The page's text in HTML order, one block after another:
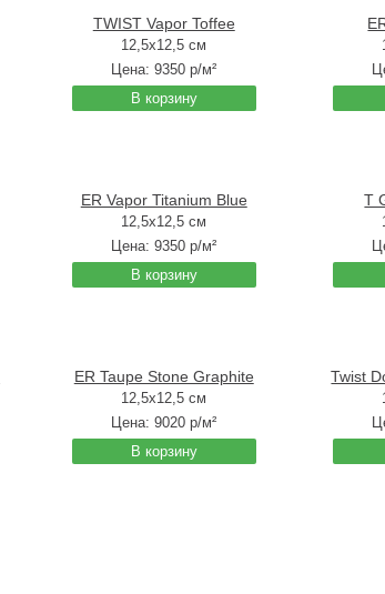
TWIST Vapor Toffee
12,5x12,5 см
Цена:9350 р/м²
В корзину
ER Vapor Titanium Blue
12,5x12,5 см
Цена:9350 р/м²
В корзину
T
ER Taupe Stone Graphite
12,5x12,5 см
Цена:9020 р/м²
В корзину
Twist